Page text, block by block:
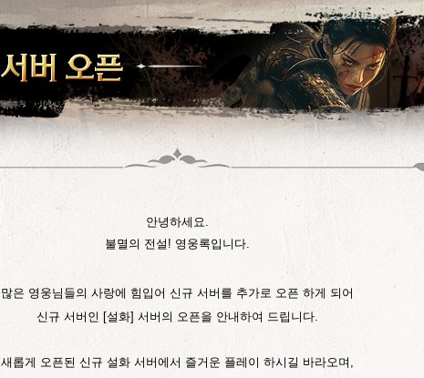
안녕하세요.
불멸의 전설! 영웅록입니다.
많은 영웅님들의 사랑에 힘입어 신규 서버를 추가로 오픈 하게 되어
신규 서버인 [설화] 서버의 오픈을 안내하여 드립니다.
새롭게 오픈된 신규 설화 서버에서 즐거운 플레이 하시길 바라오며,